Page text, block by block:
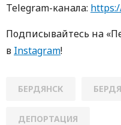
Telegram-кaнaлa:
Пoдписывaйтесь нa
в Instagram!
БЕРДЯНСК
ДЕПОРТАЦИЯ